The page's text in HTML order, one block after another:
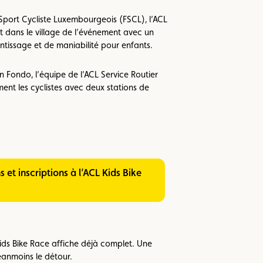
Cycliste Luxembourgeois (FSCL), l’ACL
dans le village de l’événement avec un
et de maniabilité pour enfants.
l’équipe de l’ACL Service Routier
les cyclistes avec deux stations de
Bike Race affiche déjà complet. Une
le détour.